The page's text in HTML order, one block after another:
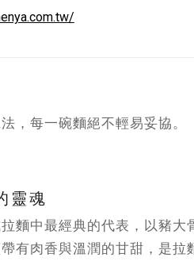
，每一碗麵絕不輕易妥協。
靈魂
麵中最經典的代表，以豬
有肉香與溫潤的甘甜，是拉